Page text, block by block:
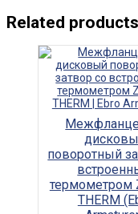
Related products
поворотный
термометром
THERM